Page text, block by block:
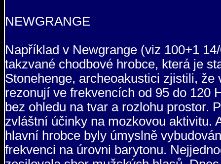
NEWGRANGE
Například v Newgrange (viz 100+1
takzvané chodbové hrobce, která je
Stonehenge, archeoakustici zjistili,
rezonují ve frekvencích od 95 do 120
bez ohledu na tvar a rozlohu prostor.
zvláštní účinky na mozkovou aktivitu.
hlavní hrobce byly úmyslně
frekvenci na úrovni barytonu.